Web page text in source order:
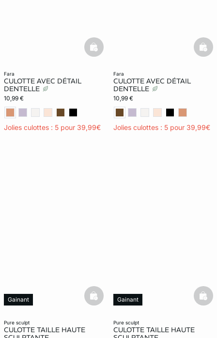
fara
CULOTTE AVEC DÉTAIL
DENTELLE
10,99 €
Jolies culottes : 5 pour 39,99€
basketfull
fara
CULOTTE AVEC DÉTAIL
DENTELLE
10,99 €
Jolies culottes : 5 pour 39,99€
pure sculpt
CULOTTE TAILLE HAUTE
Gainant basketfull
pure sculpt
CULOTTE TAILLE HAUTE
Gainant